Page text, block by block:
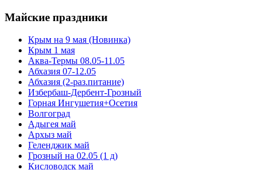
Майские праздники
Крым на 9 мая (Новинка)
Крым 1 мая
Аква-Термы 08.05-11.05
Абхазия 07-12.05
Абхазия (2-раз.питание)
Избербаш-Дербент-Грозный
Горная Ингушетия+Осетия
Волгоград
Адыгея май
Архыз май
Геленджик май
Грозный на 02.05 (1 д)
Кисловодск май